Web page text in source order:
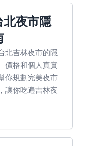
北夜市隱
北吉林夜市的隱
價格和個人真實
你規劃完美夜市
讓你吃遍吉林夜